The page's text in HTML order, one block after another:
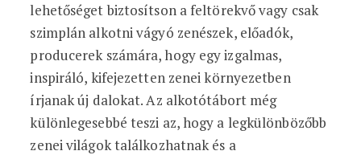
lehetőséget biztosítson a feltörekvő vagy csak
szimplán alkotni vágyó zenészek, előadók,
producerek számára, hogy egy izgalmas,
inspiráló, kifejezetten zenei környezetben
írjanak új dalokat. Az alkotótábort még
különlegesebbé teszi az, hogy a legkülönbözőbb
zenei világok találkozhatnak és a